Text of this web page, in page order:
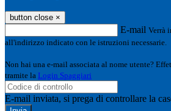
button close ×
E-mail Verrà
all'indirizzo indicato con le istruzioni necessarie.
Non hai una e-mail associata al nome utente?
tramite la Login Spaggiari
E-mail inviata, si prega di controllare la